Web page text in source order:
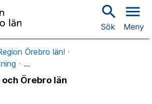
search
Sök
menu
Meny
Örebro län!
...
Örebro län